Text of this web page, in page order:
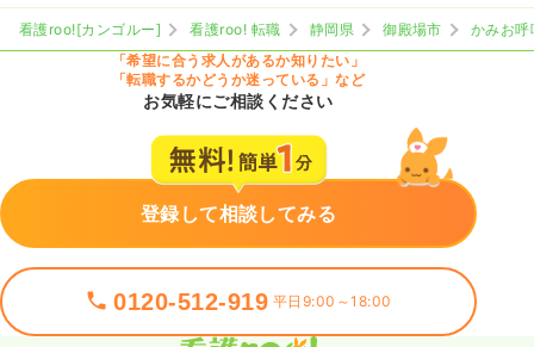
看護roo![カンゴルー] 看護roo! 転職 静岡県 御殿場市
かみお
「希望に合う求人があるか知りたい」
「転職するかどうか迷っている」など
お気軽にご相談ください
登録して相談してみる
0120-512-919 平日9:00～18:00